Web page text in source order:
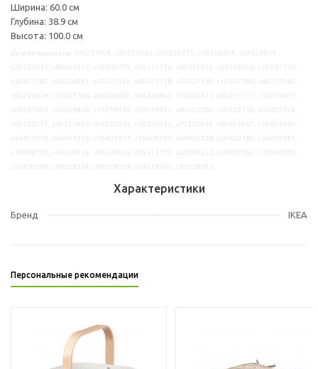
Ширина: 60.0 см
Глубина: 38.9 см
Высота: 100.0 см
Характеристики
Бренд IKEA
Персональные рекомендации